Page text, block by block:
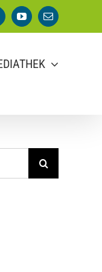
FacebookYouTube
E-
Mail